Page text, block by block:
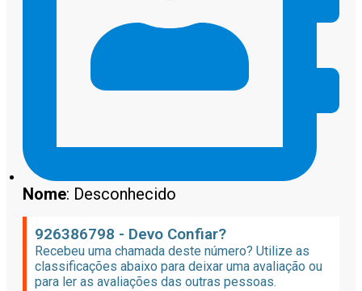
Nome: Desconhecido
926386798 - Devo Confiar?
Recebeu uma chamada deste número? Utilize as
classificações abaixo para deixar uma avaliação ou
para ler as avaliações das outras pessoas.